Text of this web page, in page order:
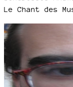
Le Chant des